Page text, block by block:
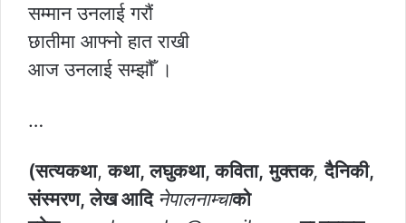
सम्मान उनलाई गरौं
छातीमा आफ्नो हात राखी
आज उनलाई सम्झौँ ।
…
(सत्यकथा,कथा, लघुकथा, कविता, मुक्तक,दैनिकी,
संस्मरण, लेख आदि नेपालनाम्चाको